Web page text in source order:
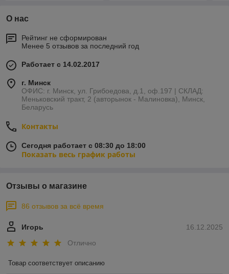
О нас
Рейтинг не сформирован
Менее 5 отзывов за последний год
Работает с 14.02.2017
г. Минск
ОФИС: г. Минск, ул. Грибоедова, д.1, оф.197 | СКЛАД:
Меньковский тракт, 2 (авторынок - Малиновка), Минск,
Беларусь
Контакты
Сегодня работает с 08:30 до 18:00
Показать весь график работы
Отзывы о магазине
86 отзывов за всё время
16.12.2025
Игорь
Отлично
Товар соответствует описанию